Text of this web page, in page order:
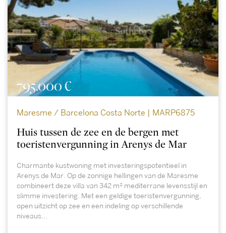
795.000 €
Maresme / Barcelona Costa Norte | MARP6875
Huis tussen de zee en de bergen met
toeristenvergunning in Arenys de Mar
Charmante kustwoning met investeringspotentieel in
Arenys de Mar. Op de zonnige hellingen van de Maresme
combineert deze villa van 342 m² mediterrane levensstijl en
slimme investering. Met een geldige toeristenvergunning,
open uitzicht op zee en een indeling op verschillende
niveaus...